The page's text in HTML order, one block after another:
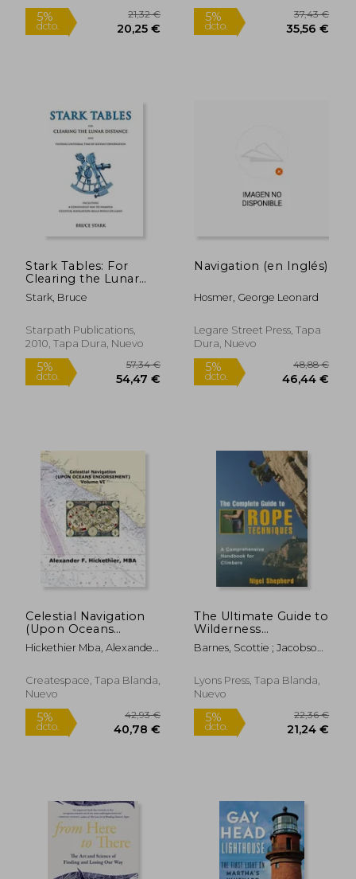
5%
dcto.
21,32 €
20,25 €
5%
dcto.
Stark Tables: For
Clearing the Lunar
Distance and Finding
Universal Time by
Including a
Convenient way to
Navigation Skills
While on Land (en
Stark, Bruce
Starpath Publications,
2010, Tapa Dura, Nuevo
Navigation (en Inglés)
Hosmer, George Leonard
Legare Street Press, Tapa
Dura, Nuevo
Celestial Navigation
(Upon Oceans
Endorsement) (en
Inglés)
Hickethier Mba, Alexander
Createspace, Tapa Blanda,
Nuevo
The Ultimate Guide to
Wilderness
Navigation (en Inglés)
Barnes, Scottie ; Jacobson,
Lyons Press, Tapa Blanda,
Nuevo